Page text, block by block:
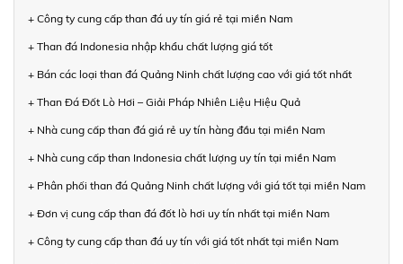
+ Công ty cung cấp than đá uy tín giá rẻ tại miền Nam
+ Than đá Indonesia nhập khẩu chất lượng giá tốt
+ Bán các loại than đá Quảng Ninh chất lượng cao với giá tốt nhất
+ Than Đá Đốt Lò Hơi – Giải Pháp Nhiên Liệu Hiệu Quả
+ Nhà cung cấp than đá giá rẻ uy tín hàng đầu tại miền Nam
+ Nhà cung cấp than Indonesia chất lượng uy tín tại miền Nam
+ Phân phối than đá Quảng Ninh chất lượng với giá tốt tại miền Nam
+ Đơn vị cung cấp than đá đốt lò hơi uy tín nhất tại miền Nam
+ Công ty cung cấp than đá uy tín với giá tốt nhất tại miền Nam